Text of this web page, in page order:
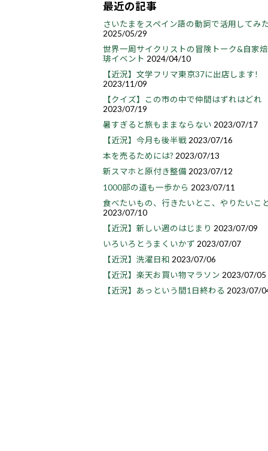
最近の記事
さいたまをスペイン語の動詞で活用してみ
2025/05/29
世界一周サイクリストの冒険トーク&自家
琲イベント 2024/04/10
【近況】文学フリマ東京37に出店します!
2023/11/09
【クイズ】この市の中で仲間はずれはどれ
2023/07/19
暑すぎると旅もままならない 2023/07/17
【近況】今月も後半戦 2023/07/16
本を売るためには? 2023/07/13
新スマホと原付き整備2023/07/12
1000部の道も一歩から 2023/07/11
食べたいもの、行きたいとこ、やりたいこ
2023/07/10
【近況】新しい週のはじまり 2023/07/09
いろいろとうまくいかず 2023/07/07
【近況】洗濯日和 2023/07/06
【近況】楽天お買い物マラソン 2023/07/05
【近況】あっという間1日終わる 2023/07/